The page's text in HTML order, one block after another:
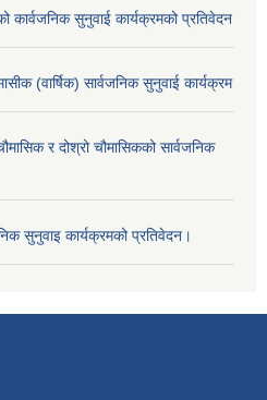
कार्वजनिक सुनुवाई कार्यक्रमको प्रतिवेदन
(वार्षिक) सार्वजनिक सुनुवाई कार्यक्रम
र दोश्रो चौमासिकको सार्वजनिक
सुनुवाइ कार्यक्रमको प्रतिवेदन।